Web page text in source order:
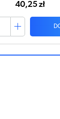
40,25 zł